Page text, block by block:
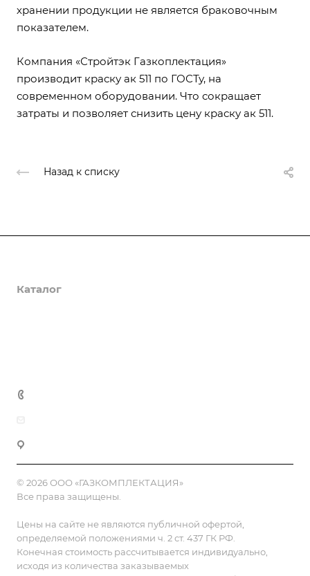
хранении продукции не является браковочным
показателем.
Компания «Стройтэк Газкоплектация»
производит краску ак 511 по ГОСТу, на
современном оборудовании. Что сокращает
затраты и позволяет снизить цену краску ак 511.
Назад к списку
Каталог
© 2026 ООО «ГАЗКОМПЛЕКТАЦИЯ»
Все права защищены.
Цены на сайте не являются публичной офертой,
определяемой положениями ч. 2 ст. 437 ГК РФ.
Конечная стоимость рассчитывается индивидуально,
исходя из количества заказываемых